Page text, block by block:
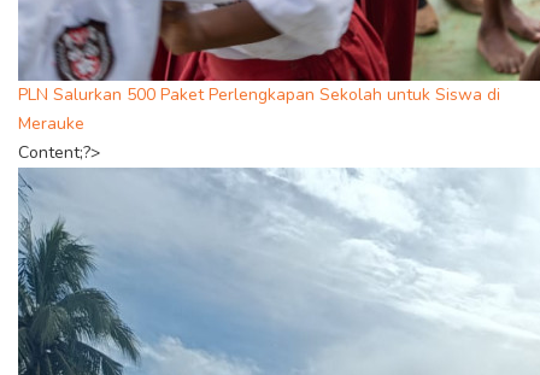
PLN Salurkan 500 Paket Perlengkapan Sekolah untuk Siswa di
Merauke
Content;?>